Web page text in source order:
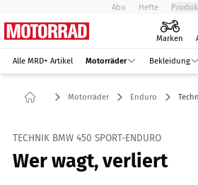
Abo Hefte
Marken
Alle MRD+ Artikel Motorräder Bekleidung
Motorräder Enduro
TECHNIK BMW 450 SPORT-ENDURO
Wer wagt, verliert